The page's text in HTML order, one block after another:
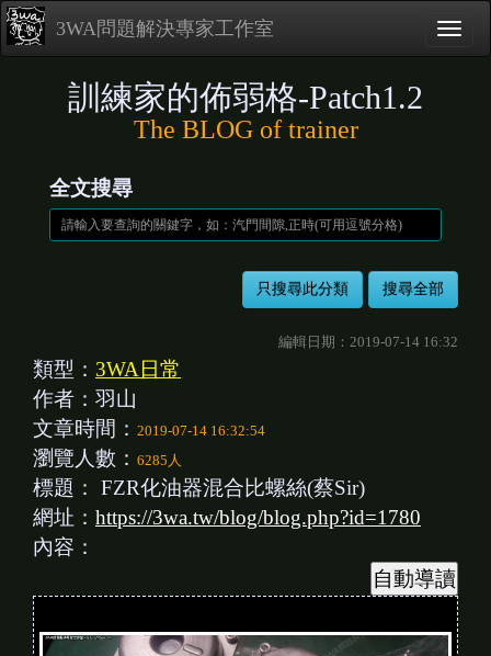
3WA問題解決專家工作室
訓練家的佈弱格-Patch1.2
The BLOG of trainer
全文搜尋
編輯日期：2019-07-14 16:32
類型： 3WA日常
作者：羽山
文章時間： 2019-07-14 16:32:54
瀏覽人數： 6285人
標題： FZR化油器混合比螺絲(蔡Sir)
網址： https://3wa.tw/blog/blog.php?id=1780
內容：